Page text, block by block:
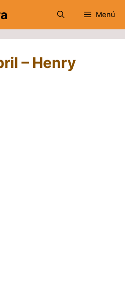
Menú
– Henry